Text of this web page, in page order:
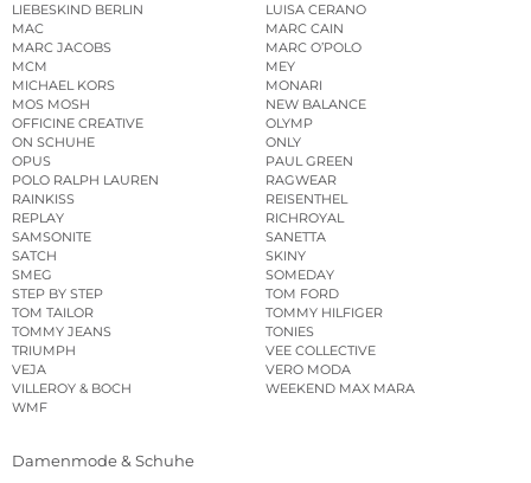
LIEBESKIND BERLIN
LUISA CERANO
MAC
MARC CAIN
MARC JACOBS
MARC O’POLO
MCM
MEY
MICHAEL KORS
MONARI
MOS MOSH
NEW BALANCE
OFFICINE CREATIVE
OLYMP
ON SCHUHE
ONLY
OPUS
PAUL GREEN
POLO RALPH LAUREN
RAGWEAR
RAINKISS
REISENTHEL
REPLAY
RICHROYAL
SAMSONITE
SANETTA
SATCH
SKINY
SMEG
SOMEDAY
STEP BY STEP
TOM FORD
TOM TAILOR
TOMMY HILFIGER
TOMMY JEANS
TONIES
TRIUMPH
VEE COLLECTIVE
VEJA
VERO MODA
VILLEROY & BOCH
WEEKEND MAX MARA
WMF
Damenmode & Schuhe